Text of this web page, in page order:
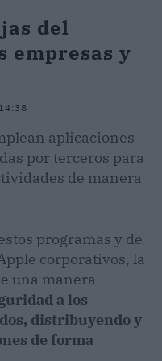
del
empresas y
aplicaciones
por terceros para
de manera
programas y de
corporativos, la
una manera
a los
distribuyendo y
de forma